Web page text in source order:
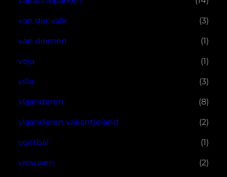
van der valk (3)
van diemen (1)
veja (1)
villa (3)
vlaanderen (8)
vlaanderen vakantieland (2)
voetbal (1)
vrouwen (2)